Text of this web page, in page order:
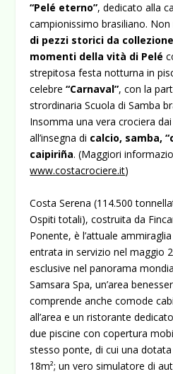
“Pelé eterno”, dedicato alla
campionissimo brasiliano.
di pezzi storici da
momenti della vità di Pelé
strepitosa festa notturna in
celebre“Carnaval”, con la
strordinaria Scuola di Samba
Insomma una vera crociera
all’insegna di calcio, samba,
caipiriña. (Maggiori
www.costacrociere.it)
Costa Serena (114.500
Ospiti totali), costruita da
Ponente, è l’attuale
entrata in servizio nel maggio
esclusive nel panorama
Samsara Spa, un’area
comprende anche comode
all’area e un ristorante
due piscine con copertura
stesso ponte, di cui una
18m²; un vero simulatore di